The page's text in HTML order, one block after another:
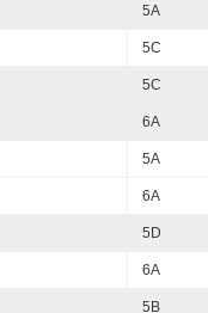
5A
5C
5C
6A
5A
6A
5D
6A
5B